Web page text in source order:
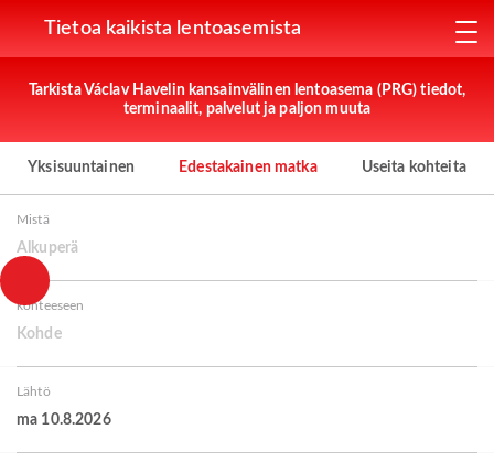
Tietoa kaikista lentoasemista
Tarkista Václav Havelin kansainvälinen lentoasema (PRG) tiedot,
terminaalit, palvelut ja paljon muuta
Yksisuuntainen Edestakainen matka Useita kohteita
Mistä
Alkuperä
kohteeseen
Kohde
Lähtö
ma 10.8.2026